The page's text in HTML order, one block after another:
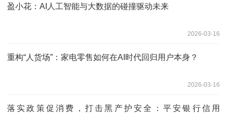
盈小花：AI人工智能与大数据的碰撞驱动未来
2026-03-16
重构“人货场”：家电零售如何在AI时代回归用户本身？
2026-03-16
落实政策促消费，打击黑产护安全：平安银行信用